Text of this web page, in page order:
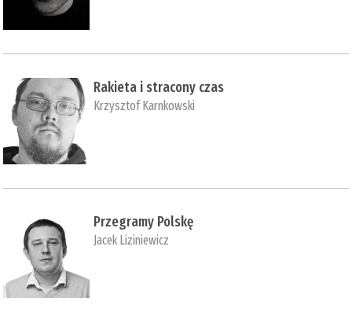
Rakieta i stracony czas
Krzysztof Karnkowski
Przegramy Polskę
Jacek Liziniewicz